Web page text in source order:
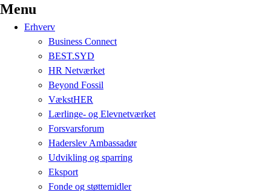
Menu
Erhverv
Business Connect
BEST.SYD
HR Netværket
Beyond Fossil
VækstHER
Lærlinge- og Elevnetværket
Forsvarsforum
Haderslev Ambassadør
Udvikling og sparring
Eksport
Fonde og støttemidler